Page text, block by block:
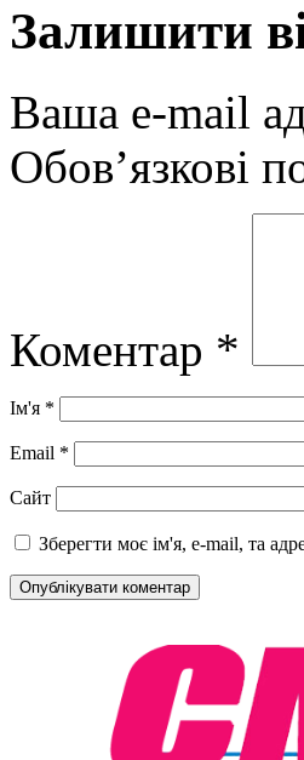
Залишити
Ваша e-mail
Обов’язкові
Коментар *
Ім'я *
Email *
Сайт
Зберегти моє ім'я, e-mail, та